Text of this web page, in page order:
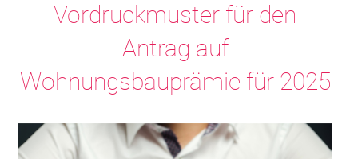
Vordruckmuster für den
Antrag auf
Wohnungsbauprämie für 2025